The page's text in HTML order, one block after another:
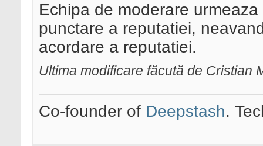
Echipa de moderare
punctare a reputatiei,
acordare a reputatiei.
Ultima modificare făcută de Cristian
Co-founder of Deepstash.